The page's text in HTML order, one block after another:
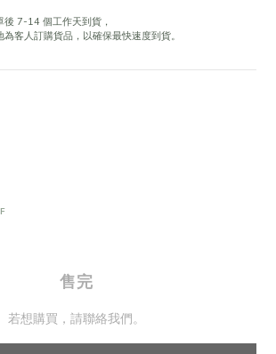
後 7-14 個工作天到貨，
客人訂購貨品，以確保最快速度到貨。
售完
若想購買，請聯絡我們。